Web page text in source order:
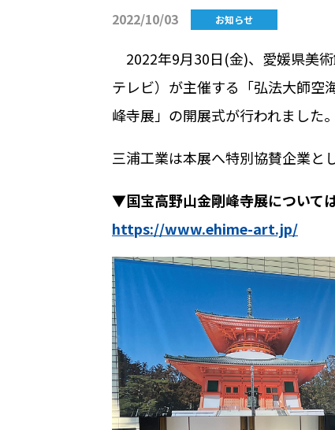
2022/10/03 お知らせ
2022年9月30日(金)、愛媛県美
テレビ）が主催する「弘法大師空
峰寺展」の開展式が行われました。
三浦工業は本展へ特別協賛企業と
▼国宝高野山金剛峰寺展について
https://www.ehime-art.jp/